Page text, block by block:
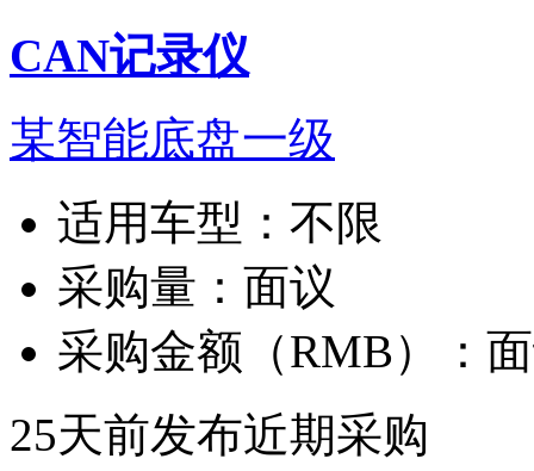
CAN记录仪
某智能底盘一级
适用车型： 不限
采购量： 面议
采购金额（RMB）：
25天前发布近期采购